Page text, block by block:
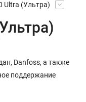
Ultra (Ультра)
Danfoss, а также
поддержание